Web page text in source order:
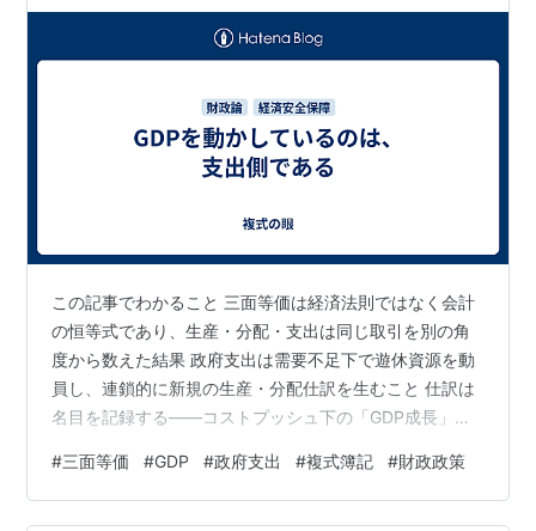
この記事でわかること 三面等価は経済法則ではなく会計
の恒等式であり、生産・分配・支出は同じ取引を別の角
度から数えた結果 政府支出は需要不足下で遊休資源を動
員し、連鎖的に新規の生産・分配仕訳を生むこと 仕訳は
名目を記録する——コストプッシュ下の「GDP成長」を
の 政府が1億円の公共事業を発注する——その1件の取引
を起点に、生産・分配・支出の3側面に同時に仕訳が立つ
#三面等価 #GDP #政府支出 #複式簿記 #財政政策